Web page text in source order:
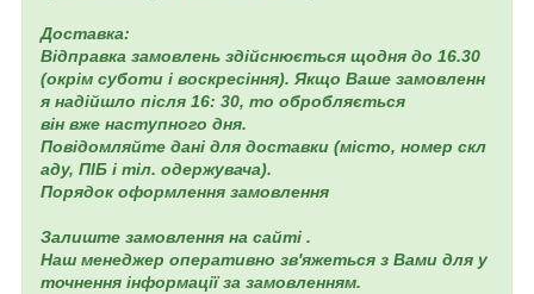
Доставка:
Відправка замовлень здійснюється щодня до 16.30
(окрім суботи і воскресіння). Якщо Ваше замовленн
я надійшло після 16: 30, то обробляється
він вже наступного дня.
Повідомляйте дані для доставки (місто, номер скл
аду, ПІБ і тіл. одержувача).
Порядок оформлення замовлення
Залиште замовлення на сайті .
Наш менеджер оперативно зв'яжеться з Вами для у
точнення інформації за замовленням.